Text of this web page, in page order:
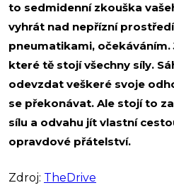
to sedmidenní zkouška
vyhrát nad nepřízní
pneumatikami,
které tě stojí všechny síly.
odevzdat veškeré svoje
se překonávat. Ale stojí to
sílu a odvahu jít vlastní
opravdové přátelství.
Zdroj: TheDrive